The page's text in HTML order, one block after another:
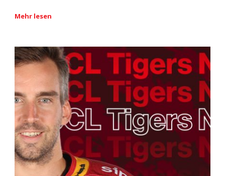
Mehr lesen